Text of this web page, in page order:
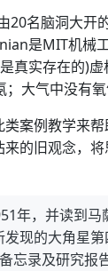
20名脑洞大开
是MIT机械
真实存在的)
大气中没有氧
案例教学来
的旧观念，
年，并读到马
现的大角星
忘录及研究报